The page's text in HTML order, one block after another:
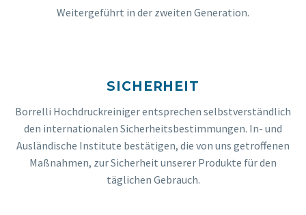
Weitergeführt in der zweiten Generation.
SICHERHEIT
Borrelli Hochdruckreiniger entsprechen selbstverständlich
den internationalen Sicherheitsbestimmungen. In- und
Ausländische Institute bestätigen, die von uns getroffenen
Maßnahmen, zur Sicherheit unserer Produkte für den
täglichen Gebrauch.